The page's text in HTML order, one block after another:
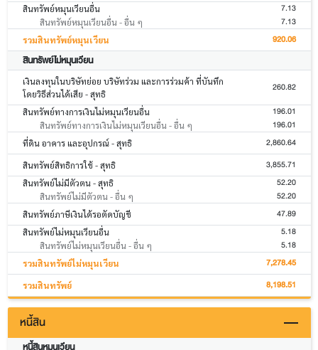
สินทรัพย์หมุนเวียนอื่น 7.13
สินทรัพย์หมุนเวียนอื่น - อื่น ๆ 7.13
รวมสินทรัพย์หมุนเวียน 920.06
สินทรัพย์ไม่หมุนเวียน
เงินลงทุนในบริษัทย่อย บริษัทร่วม และการร่วมค้า ที่บันทึก
โดยวิธีส่วนได้เสีย - สุทธิ
260.82
สินทรัพย์ทางการเงินไม่หมุนเวียนอื่น 196.01
สินทรัพย์ทางการเงินไม่หมุนเวียนอื่น - อื่น ๆ 196.01
ที่ดิน อาคาร และอุปกรณ์ - สุทธิ 2,860.64
สินทรัพย์สิทธิการใช้ - สุทธิ 3,855.71
สินทรัพย์ไม่มีตัวตน - สุทธิ 52.20
สินทรัพย์ไม่มีตัวตน - อื่น ๆ 52.20
สินทรัพย์ภาษีเงินได้รอตัดบัญชี 47.89
สินทรัพย์ไม่หมุนเวียนอื่น 5.18
สินทรัพย์ไม่หมุนเวียนอื่น - อื่น ๆ 5.18
รวมสินทรัพย์ไม่หมุนเวียน 7,278.45
รวมสินทรัพย์ 8,198.51
หนี้สิน
หนี้สินหมุนเวียน